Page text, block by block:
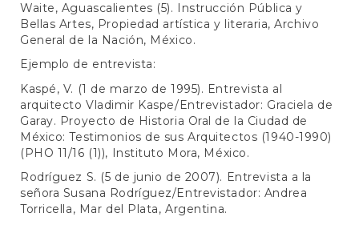
Waite, Aguascalientes (5). Instrucción Pública y
Bellas Artes, Propiedad artística y literaria, Archivo
General de la Nación, México.
Ejemplo de entrevista:
Kaspé, V. (1 de marzo de 1995). Entrevista al
arquitecto Vladimir Kaspe/Entrevistador: Graciela de
Garay. Proyecto de Historia Oral de la Ciudad de
México: Testimonios de sus Arquitectos (1940-1990)
(PHO 11/16 (1)), Instituto Mora, México.
Rodríguez S. (5 de junio de 2007). Entrevista a la
señora Susana Rodríguez/Entrevistador: Andrea
Torricella, Mar del Plata, Argentina.